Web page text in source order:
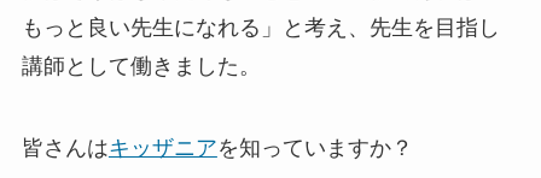
もっと良い先生になれる」と考え、先生を目指し
講師として働きました。
皆さんはキッザニアを知っていますか？